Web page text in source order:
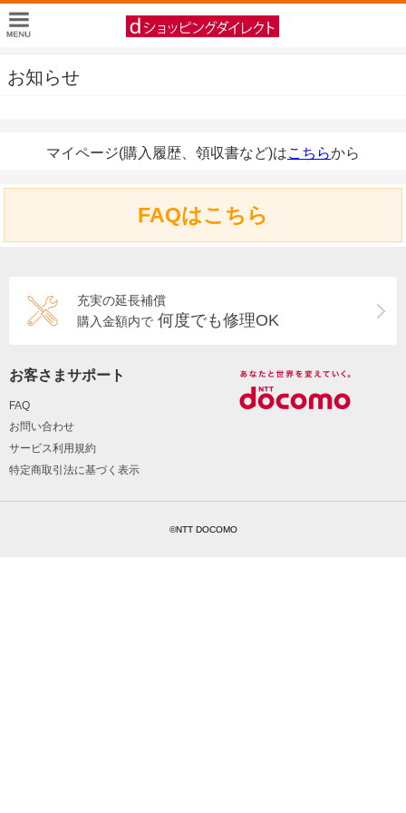
お知らせ
マイページ(購入履歴、領収書など)はこちらから
FAQはこちら
充実の延長補償
購入金額内で 何度でも修理OK
お客さまサポート
FAQ
お問い合わせ
サービス利用規約
特定商取引法に基づく表示
©NTT DOCOMO